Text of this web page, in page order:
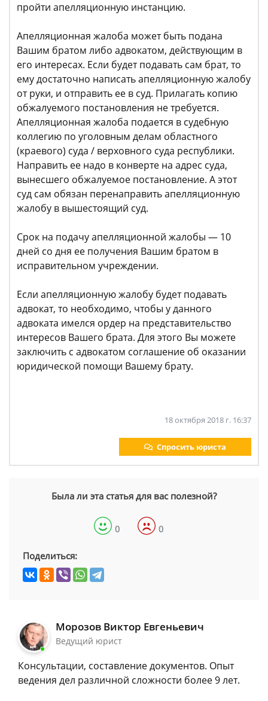
пройти апелляционную инстанцию.
Апелляционная жалоба может быть подана
Вашим братом либо адвокатом, действующим в
его интересах. Если будет подавать сам брат, то
ему достаточно написать апелляционную жалобу
от руки, и отправить ее в суд. Прилагать копию
обжалуемого постановления не требуется.
Апелляционная жалоба подается в судебную
коллегию по уголовным делам областного
(краевого) суда / верховного суда республики.
Направить ее надо в конверте на адрес суда,
вынесшего обжалуемое постановление. А этот
суд сам обязан перенаправить апелляционную
жалобу в вышестоящий суд.
Срок на подачу апелляционной жалобы — 10
дней со дня ее получения Вашим братом в
исправительном учреждении.
Если апелляционную жалобу будет подавать
адвокат, то необходимо, чтобы у данного
адвоката имелся ордер на представительство
интересов Вашего брата. Для этого Вы можете
заключить с адвокатом соглашение об оказании
юридической помощи Вашему брату.
18 октября 2018 г. 16:37
Спросить юриста
Была ли эта статья для вас полезной?
0 0
Поделиться:
Морозов Виктор Евгеньевич
Ведущий юрист
Консультации, составление документов. Опыт
ведения дел различной сложности более 9 лет.